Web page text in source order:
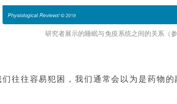
研究者展示的睡眠与免疫系统之间的关系（
往往容易犯困，我们通常会以为是药物